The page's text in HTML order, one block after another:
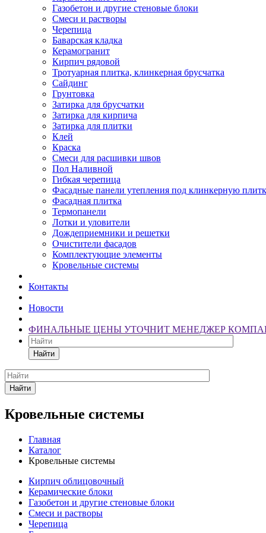
Газобетон и другие стеновые блоки
Смеси и растворы
Черепица
Баварская кладка
Керамогранит
Кирпич рядовой
Тротуарная плитка, клинкерная брусчатка
Сайдинг
Грунтовка
Затирка для брусчатки
Затирка для кирпича
Затирка для плитки
Клей
Краска
Смеси для расшивки швов
Пол Наливной
Гибкая черепица
Фасадные панели утепления под клинкерную
Фасадная плитка
Термопанели
Лотки и уловители
Дождеприемники и решетки
Очистители фасадов
Комплектующие элементы
Кровельные системы
Контакты
Новости
ФИНАЛЬНЫЕ ЦЕНЫ УТОЧНИТ МЕНЕДЖЕР
Найти
Найти
Кровельные системы
Главная
Каталог
Кровельные системы
Кирпич облицовочный
Керамические блоки
Газобетон и другие стеновые блоки
Смеси и растворы
Черепица